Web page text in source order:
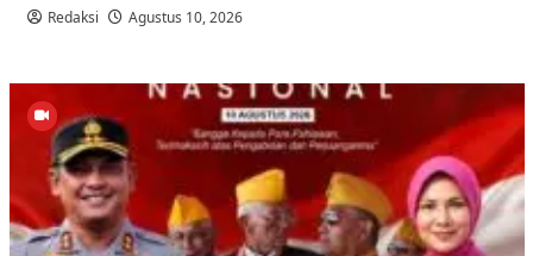
Redaksi Agustus 10, 2026